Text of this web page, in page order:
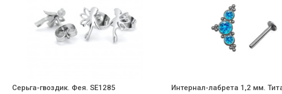
Серьга-гвоздик. Фея. SE1285
Интернал-лабрета 1,2 мм.